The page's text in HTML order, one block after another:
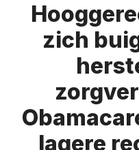
zich
lagere